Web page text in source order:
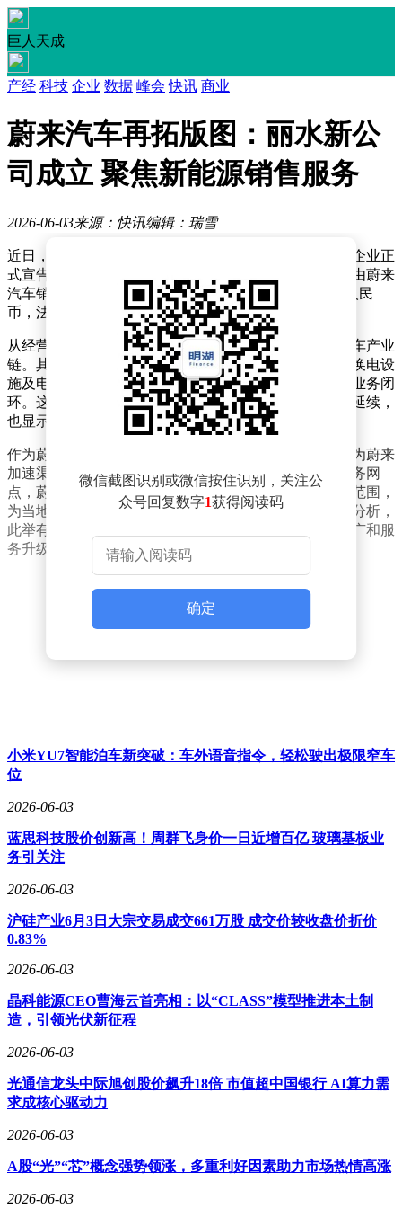
巨人天成
产经 科技 企业 数据 峰会 快讯 商业
蔚来汽车再拓版图：丽水新公
司成立 聚焦新能源销售服务
2026-06-03来源：快讯编辑：瑞雪
近日，一家名为丽水蔚乐萤汽车销售服务有限公司的新企业正
式宣告成立，引发市场关注。据公开信息显示，该公司由蔚来
汽车销售服务有限公司全资控股，注册资本达500万元人民
币，法定代表人由严霞敏担任。
从经营范围来看，丽水蔚乐萤的业务布局紧扣新能源汽车产业
链。其核心业务涵盖新能源汽车整车销售，同时延伸至换电设
施及电附件等配套领域，形成从整车到售后服务的完整业务闭
环。这一布局既体现了母公司蔚来在新能源领域的战略延续，
也显示出新公司对区域市场的深度渗透意图。
作为蔚来体系内的全资子公司，丽水蔚乐萤的成立被视为蔚来
加速渠道下沉的重要举措。通过在浙江丽水设立销售服务网
点，蔚来进一步扩大了其在长三角地区的服务网络覆盖范围，
为当地消费者提供更便捷的购车及用车体验。业内人士分析，
此举有助于蔚来巩固区域市场优势，同时为后续产品推广和服
务升级奠定基础。
微信截图识别或微信按住识别，关注公
众号回复数字1获得阅读码
确定
小米YU7智能泊车新突破：车外语音指令，轻松驶出极限窄车
位
2026-06-03
蓝思科技股价创新高！周群飞身价一日近增百亿 玻璃基板业
务引关注
2026-06-03
沪硅产业6月3日大宗交易成交661万股 成交价较收盘价折价
0.83%
2026-06-03
晶科能源CEO曹海云首亮相：以“CLASS”模型推进本土制
造，引领光伏新征程
2026-06-03
光通信龙头中际旭创股价飙升18倍 市值超中国银行 AI算力需
求成核心驱动力
2026-06-03
A股“光”“芯”概念强势领涨，多重利好因素助力市场热情高涨
2026-06-03